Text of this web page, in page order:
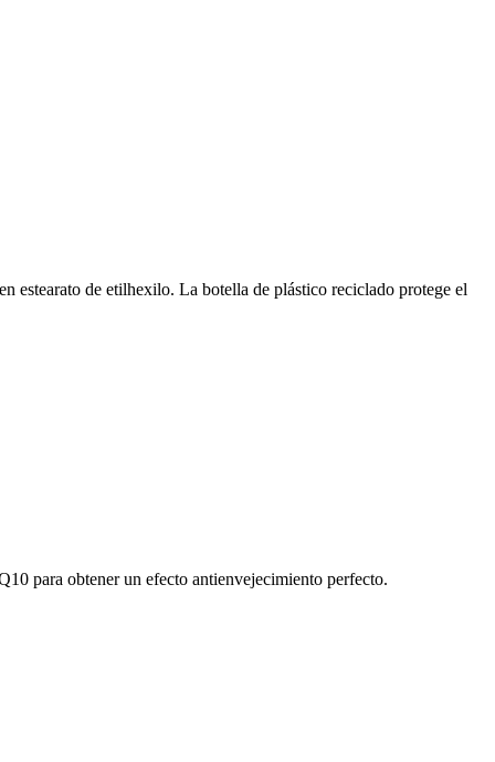
estearato de etilhexilo. La botella de plástico reciclado protege el
para obtener un efecto antienvejecimiento perfecto.